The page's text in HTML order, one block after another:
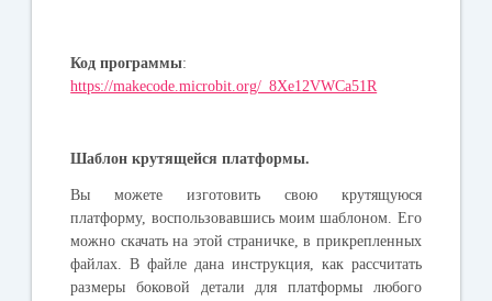
Код программы:
https://makecode.microbit.org/_8Xe12VWCa51R
Шаблон крутящейся платформы.
Вы можете изготовить свою крутящуюся
платформу, воспользовавшись моим шаблоном. Его
можно скачать на этой страничке, в прикрепленных
файлах. В файле дана инструкция, как рассчитать
размеры боковой детали для платформы любого